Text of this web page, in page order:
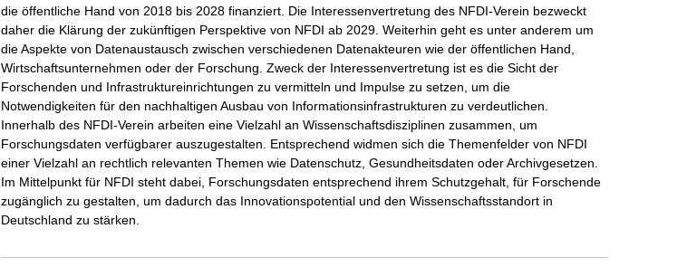
die öffentliche Hand von 2018 bis 2028 finanziert. Die Interessenvertretung des NFDI-Verein bezweckt
daher die Klärung der zukünftigen Perspektive von NFDI ab 2029. Weiterhin geht es unter anderem um
die Aspekte von Datenaustausch zwischen verschiedenen Datenakteuren wie der öffentlichen Hand,
Wirtschaftsunternehmen oder der Forschung. Zweck der Interessenvertretung ist es die Sicht der
Forschenden und Infrastruktureinrichtungen zu vermitteln und Impulse zu setzen, um die
Notwendigkeiten für den nachhaltigen Ausbau von Informationsinfrastrukturen zu verdeutlichen.
Innerhalb des NFDI-Verein arbeiten eine Vielzahl an Wissenschaftsdisziplinen zusammen, um
Forschungsdaten verfügbarer auszugestalten. Entsprechend widmen sich die Themenfelder von NFDI
einer Vielzahl an rechtlich relevanten Themen wie Datenschutz, Gesundheitsdaten oder Archivgesetzen.
Im Mittelpunkt für NFDI steht dabei, Forschungsdaten entsprechend ihrem Schutzgehalt, für Forschende
zugänglich zu gestalten, um dadurch das Innovationspotential und den Wissenschaftsstandort in
Deutschland zu stärken.